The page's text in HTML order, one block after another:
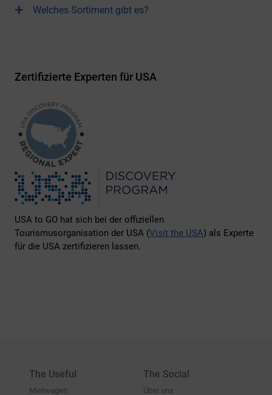
+ Welches Sortiment gibt es?
Zertifizierte Experten für USA
USA to GO hat sich bei der offiziellen
Tourismusorganisation der USA (Visit the USA) als Experte
für die USA zertifizieren lassen.
The Useful
Mietwagen
The Social
Über uns